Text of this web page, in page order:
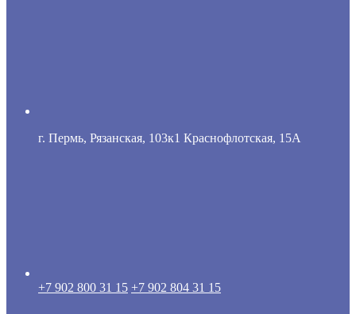
г. Пермь, Рязанская, 103к1 Краснофлотская, 15А
+7 902 800 31 15 +7 902 804 31 15